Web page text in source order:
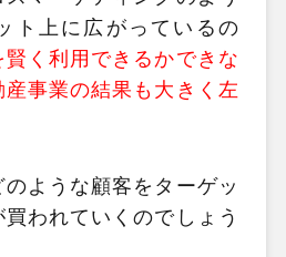
ト上に広がっているの
く利用できるかできな
事業の結果も大きく左
ような顧客をターゲッ
買われていくのでしょう